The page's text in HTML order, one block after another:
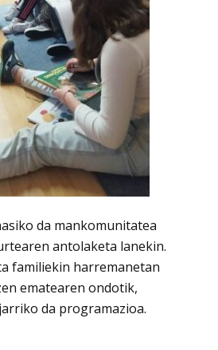
da mankomunitatea
antolaketa lanekin.
familiekin harremanetan
ematearen ondotik,
da programazioa.